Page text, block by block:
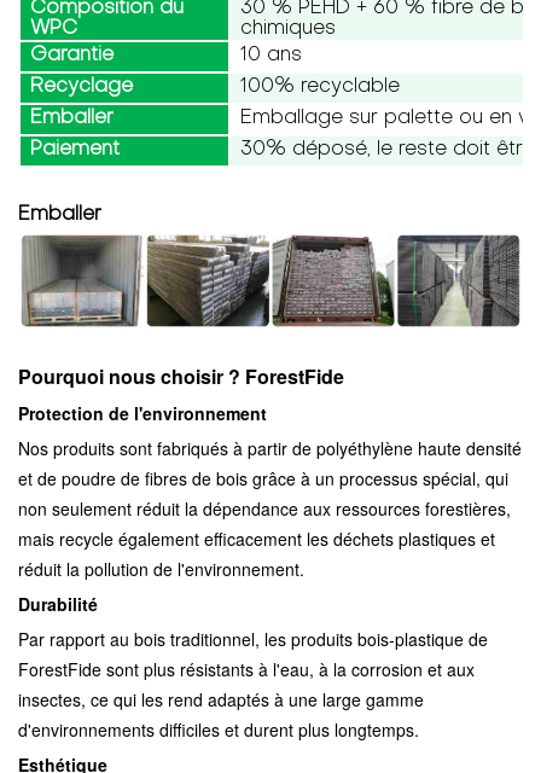
Composition du
WPC
30 % PEHD + 60 % fibre de
chimiques
Garantie
10 ans
Recyclage
100% recyclable
Emballer
Emballage sur palette ou en
Paiement
30% déposé, le reste doit
Emballer
Pourquoi nous choisir ? ForestFide
Protection de l'environnement
Nos produits sont fabriqués à partir de polyéthylène haute densité
et de poudre de fibres de bois grâce à un processus spécial, qui
non seulement réduit la dépendance aux ressources forestières,
mais recycle également efficacement les déchets plastiques et
réduit la pollution de l'environnement.
Durabilité
Par rapport au bois traditionnel, les produits bois-plastique de
ForestFide sont plus résistants à l'eau, à la corrosion et aux
insectes, ce qui les rend adaptés à une large gamme
d'environnements difficiles et durent plus longtemps.
Esthétique